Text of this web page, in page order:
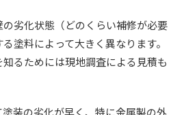
劣化状態（どのくらい補修が必要
塗料によって大きく異なります。
るためには現地調査による見積も
装の劣化が早く、特に金属製の外